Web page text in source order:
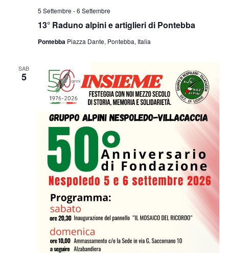
13° Raduno alpini e artiglieri di Pontebba
5 Settembre -6 Settembre
Pontebba Piazza Dante, Pontebba, Italia
SAB
5